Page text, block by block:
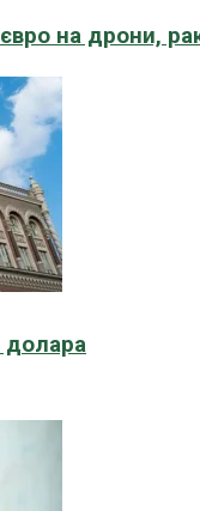
на дрони,
долара